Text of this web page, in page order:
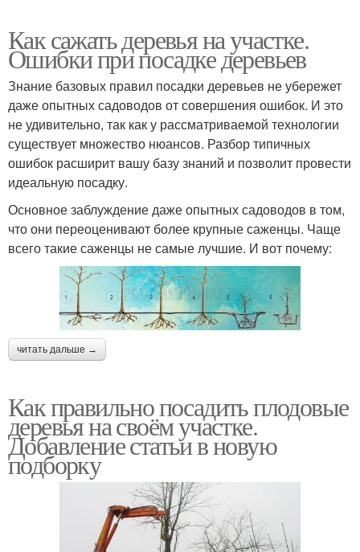
Как сажать деревья на участке.
Ошибки при посадке деревьев
Знание базовых правил посадки деревьев не убережет
даже опытных садоводов от совершения ошибок. И это
не удивительно, так как у рассматриваемой технологии
существует множество нюансов. Разбор типичных
ошибок расширит вашу базу знаний и позволит провести
идеальную посадку.
Основное заблуждение даже опытных садоводов в том,
что они переоценивают более крупные саженцы. Чаще
всего такие саженцы не самые лучшие. И вот почему:
читать дальше →
Как правильно посадить плодовые
деревья на своём участке.
Добавление статьи в новую
подборку